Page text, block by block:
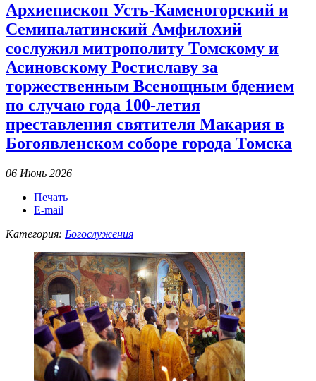
Архиепископ Усть-Каменогорский и
Семипалатинский Амфилохий
сослужил митрополиту Томскому и
Асиновскому Ростиславу за
торжественным Всенощным бдением
по случаю года 100-летия
преставления святителя Макария в
Богоявленском соборе города Томска
06 Июнь 2026
Печать
E-mail
Категория: Богослужения